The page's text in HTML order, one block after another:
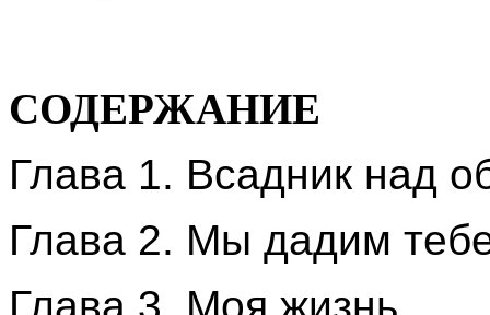
СОДЕРЖАНИЕ
Глава 1. Всадник над
Глава 2. Мы дадим
Глава 3. Моя жизнь.